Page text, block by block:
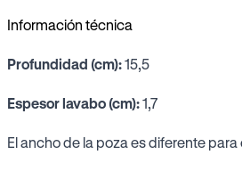
Información técnica
Profundidad (cm):15,5
Espesor lavabo (cm):1,7
El ancho de la poza es diferente para